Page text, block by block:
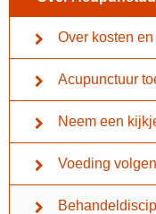
Over kosten
Acupunctuur
Neem een
Voeding